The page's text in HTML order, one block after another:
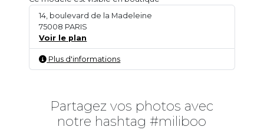
14, boulevard de la Madeleine
75008 PARIS
Voir le plan
Plus d'informations
Partagez vos photos avec
notre hashtag #miliboo